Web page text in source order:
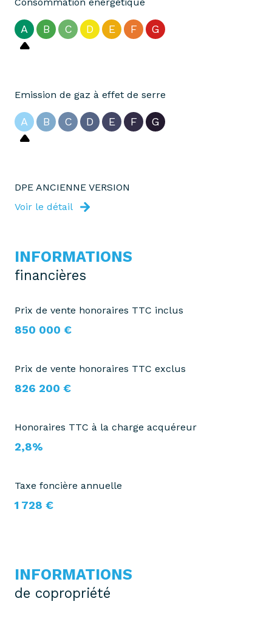
A B C D E F G
Emission de gaz à effet de serre
A B C D E F G
DPE ANCIENNE VERSION
Voir le détail
INFORMATIONS
financières
Prix de vente honoraires TTC inclus
850 000 €
Prix de vente honoraires TTC exclus
826 200 €
Honoraires TTC à la charge acquéreur
2,8%
Taxe foncière annuelle
1 728 €
INFORMATIONS
de copropriété